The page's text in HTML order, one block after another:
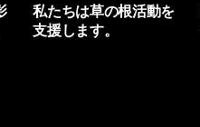
私たちは草の根活動を
支援します。